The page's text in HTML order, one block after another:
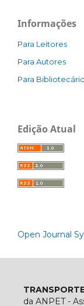
Informações
Para Leitores
Para Autores
Para
Edição Atual
Open Journal
da ANPET -